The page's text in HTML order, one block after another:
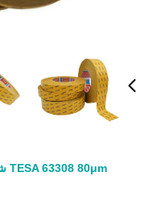
TESA 63308 80μm شريط شفاف مزدوج الأطراف عالي الأداء